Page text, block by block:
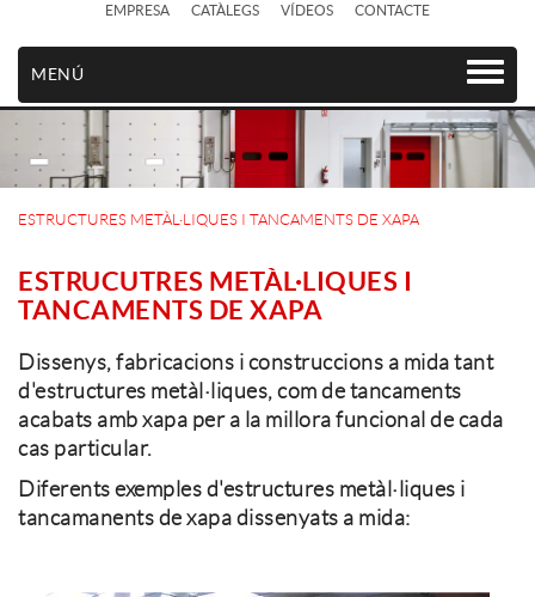
EMPRESA CATÀLEGS VÍDEOS CONTACTE
MENÚ
ESTRUCTURES METÀL·LIQUES I TANCAMENTS DE XAPA
ESTRUCUTRES METÀL·LIQUES I
TANCAMENTS DE XAPA
Dissenys, fabricacions i construccions a mida tant
d'estructures metàl·liques, com de tancaments
acabats amb xapa per a la millora funcional de cada
cas particular.
Diferents exemples d'estructures metàl·liques i
tancamanents de xapa dissenyats a mida: